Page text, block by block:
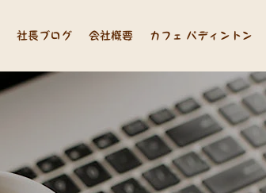
社長ブログ 会社概要 カフェ パディントン